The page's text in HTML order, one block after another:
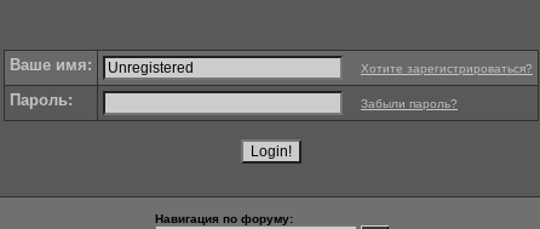
Ваше имя: Хотите зарегистрироваться?
Пароль: Забыли пароль?
Навигация по форуму: